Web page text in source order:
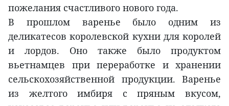
пожелания счастливого нового года.
В прошлом варенье было одним из
деликатесов королевской кухни для королей
и лордов. Оно также было продуктом
вьетнамцев при переработке и хранении
сельскохозяйственной продукции. Варенье
из желтого имбиря с пряным вкусом,